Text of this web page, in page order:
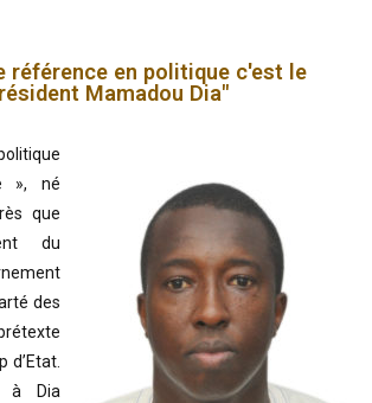
référence en politique c'est le
Mamadou Dia"
», né
que
du
des
d’Etat.
à Dia